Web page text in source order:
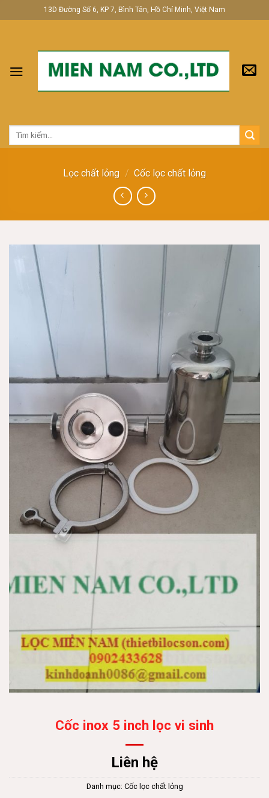
to
13D Đường Số 6, KP 7, Bình Tân, Hồ Chí Minh, Việt Nam
Tìm
Lọc chất lỏng / Cốc lọc chất lỏng
Cốc inox 5 inch lọc vi sinh
Liên hệ
Danh mục: Cốc lọc chất lỏng